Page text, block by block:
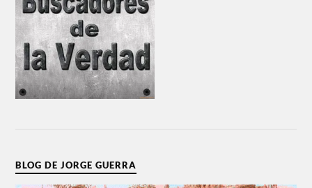
BLOG DE JORGE GUERRA